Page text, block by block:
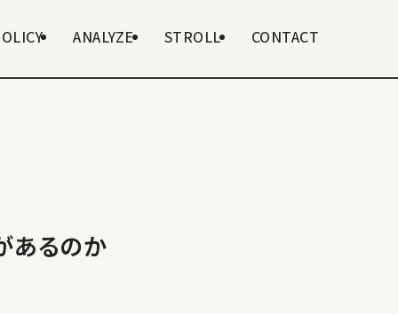
ANALYZE STROLL CONTACT
あるのか